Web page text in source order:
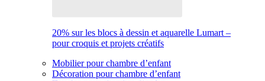
20% sur les blocs à dessin et aquarelle Lumart –
pour croquis et projets créatifs
Mobilier pour chambre d’enfant
Décoration pour chambre d’enfant